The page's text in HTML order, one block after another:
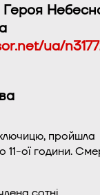
Героя
ua/
пройшла
11-ої години.